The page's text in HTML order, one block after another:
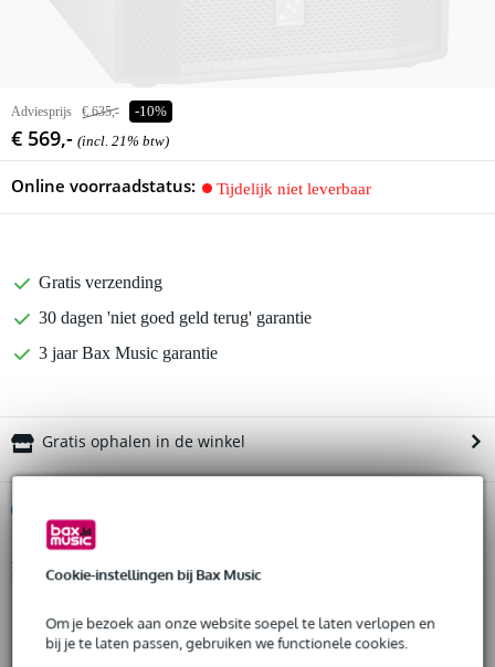
Cookie-instellingen bij Bax Music
Om je bezoek aan onze website soepel te laten verlopen en
bij je te laten passen, gebruiken we functionele cookies.
Adviesprijs € 635,- -10%
€ 569,- (incl. 21% btw)
Online voorraadstatus: Tijdelijk niet leverbaar
Gratis verzending
30 dagen 'niet goed geld terug' garantie
3 jaar Bax Music garantie
Gratis ophalen in de winkel
Huur dit product al vanaf 41 euro per maand
€ 2.500,-
Gratisthuisbezorgd of op te halen in de winkel
Productinformatie
woofer: 18 inch subwoofer met 3 inchspreekspoel, ferrietmagneet